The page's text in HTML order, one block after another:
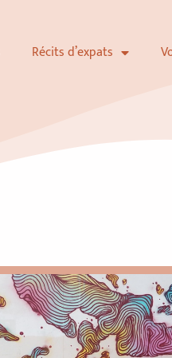
Récits d’expats